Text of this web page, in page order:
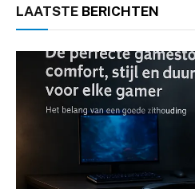
LAATSTE BERICHTEN